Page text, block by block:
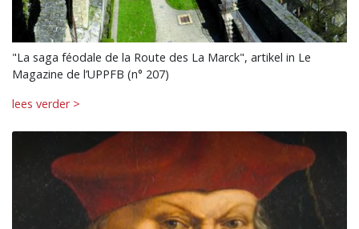
"La saga féodale de la Route des La Marck", artikel in Le
Magazine de l’UPPFB (n° 207)
lees verder >